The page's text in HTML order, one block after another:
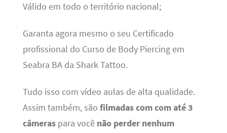
Válido em todo o território nacional;
Garanta agora mesmo o seu Certificado
profissional do Curso de Body Piercing em
Seabra BA da Shark Tattoo.
Tudo isso com vídeo aulas de alta qualidade.
Assim também, são filmadas com com até 3
câmeraspara você não perder nenhum